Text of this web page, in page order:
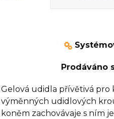
Prodáváno
Gelová udidla přívětivá pro
výměnných udidlových
koněm zachovávaje s ním